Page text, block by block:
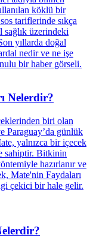
Nelerdir?